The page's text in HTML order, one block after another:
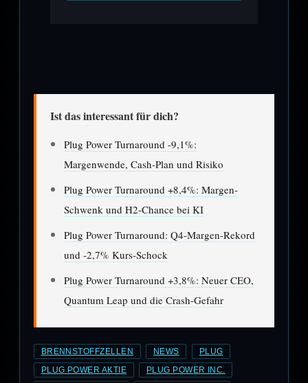
Ist das interessant für dich?
Plug Power Turnaround -9,1%:
Margenwende, Cash-Plan und Risiko
Plug Power Turnaround +8,4%: Margen-
Schwenk und H2-Chance bei KI
Plug Power Turnaround: Q4-Margen-Rekord
und -2,7% Kurs-Schock
Plug Power Turnaround +3,8%: Neuer CEO,
Quantum Leap und die Crash-Gefahr
BRENNSTOFFZELLEN NEWS PLUG
PLUG POWER AKTIE PLUG POWER INC.